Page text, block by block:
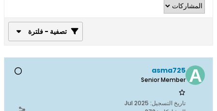
تصفية - فلترة
asma725
Senior Member
تاريخ التسجيل: Jul 2025